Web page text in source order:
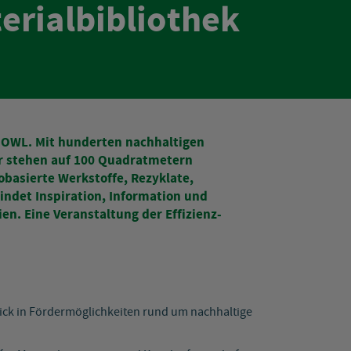
Mit hunderten nachhaltigen
auf 100 Quadratmetern
Werkstoffe, Rezyklate,
Inspiration, Information und
Eine Veranstaltung der Effizienz-
in Fördermöglichkeiten rund um nachhaltige